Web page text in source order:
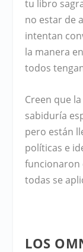
tu libro
no estar de
intentan
la manera
todos
Creen que
sabiduría
pero están
políticas e
funcionaron
todas se
LOS